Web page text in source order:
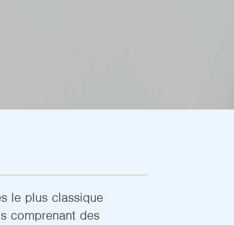
le plus classique
comprenant des